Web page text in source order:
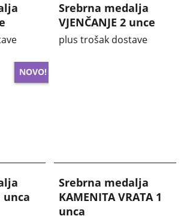
Srebrna medalja
VJENČANJE 2 unce
plus trošak dostave
NOVO!
unca
Srebrna medalja
KAMENITA VRATA 1
unca